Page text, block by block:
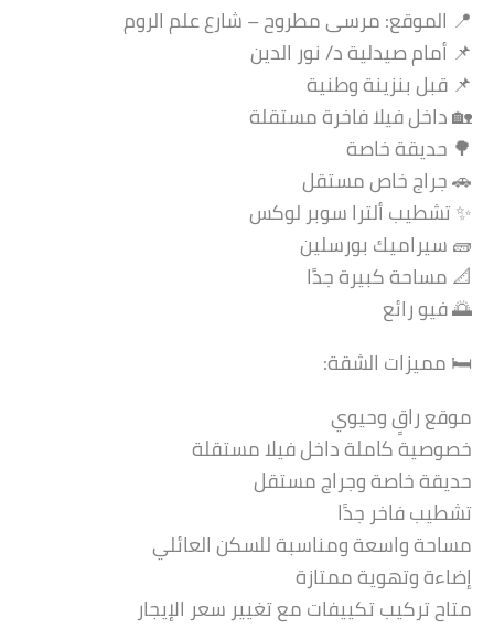
📍 الموقع: مرسى مطروح – شارع علم الروم
📌 أمام صيدلية د/ نور الدين
📌 قبل بنزينة وطنية
🏡 داخل فيلا فاخرة مستقلة
🌳 حديقة خاصة
🚗 جراج خاص مستقل
✨ تشطيب ألترا سوبر لوكس
🧱 سيراميك بورسلين
📐 مساحة كبيرة جدًا
🌅 فيو رائع
🛏️ مميزات الشقة:
موقع راقٍ وحيوي
خصوصية كاملة داخل فيلا مستقلة
حديقة خاصة وجراج مستقل
تشطيب فاخر جدًا
مساحة واسعة ومناسبة للسكن العائلي
إضاءة وتهوية ممتازة
متاح تركيب تكييفات مع تغيير سعر الإيجار